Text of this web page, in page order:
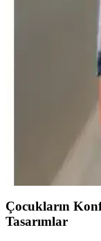
Altınyılz<dı>z
İki erkek mont
yorumları ve
mont sizin için daha
Pobudo Koyu
Sıcak Tutan
Pobudo'nun koyu
tutma özelliği ve
uygun ideal bir
Çocukların
Tasarımlar